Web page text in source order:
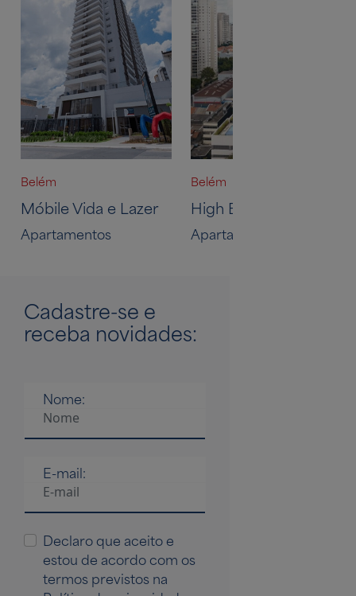
Belém
Móbile Vida e Lazer
Apartamentos
Belém
High Belém
Apartamentos
Cadastre-se e
receba novidades:
Nome:
E-mail:
Declaro que aceito e
estou de acordo com os
termos previstos na